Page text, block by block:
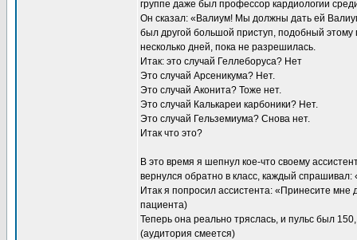
группе даже был профессор кардиологии
Он сказал: «Валиум! Мы должны дать ей
был другой большой приступ, подобный
несколько дней, пока не разрешилась.
Итак: это случай Геллеборуса? Нет
Это случай Арсеникума? Нет.
Это случай Аконита? Тоже нет.
Это случай Калькареи карбоники? Нет.
Это случай Гельземиума? Снова нет.
Итак что это?
В это время я шепнул кое-что своему
вернулся обратно в класс, каждый спрашивал:
Итак я попросил ассистента: «Принесите
пациента)
Теперь она реально тряслась, и пульс был
(аудитория смеется)